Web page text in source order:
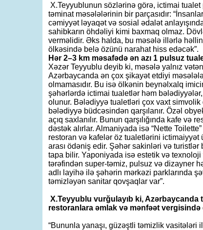
X.Teyyublunun sözlərinə görə, ictimai
təminat məsələlərinin bir parçasıdır:
cəmiyyət ləyaqət və sosial ədalət
sahibkarın öhdəliyi kimi baxmaq olmaz.
verməlidir. Əks halda, bu məsələ illərlə
ölkəsində belə özünü narahat hiss edəcək”.
Hər 2–3 km məsafədə ən azı 1 pulsuz
Xəzər Teyyublu deyib ki, məsələ yalnız
Azərbaycanda ən çox şikayət etdiyi
olmamasıdır. Bu isə ölkənin beynəlxalq
şəhərlərdə ictimai tualetlər həm
olunur. Bələdiyyə tualetləri çox vaxt
bələdiyyə büdcəsindən qarşılanır. Özəl
açıq saxlanılır. Bunun qarşılığında kafe
dəstək alırlar. Almaniyada isə “Nette
restoran və kafelər öz tualetlərini ictimaiyyət
arası ödəniş edir. Şəhər sakinləri və
tapa bilir. Yaponiyada isə estetik və
tərəfindən super-təmiz, pulsuz və dizayner
adlı layihə ilə şəhərin mərkəzi parklarında
təmizləyən sanitar qovşaqlar var”.
X.Teyyublu vurğulayıb ki,
restoranlara əmlak və mənfəət
“Bununla yanaşı, güzəştli təmizlik